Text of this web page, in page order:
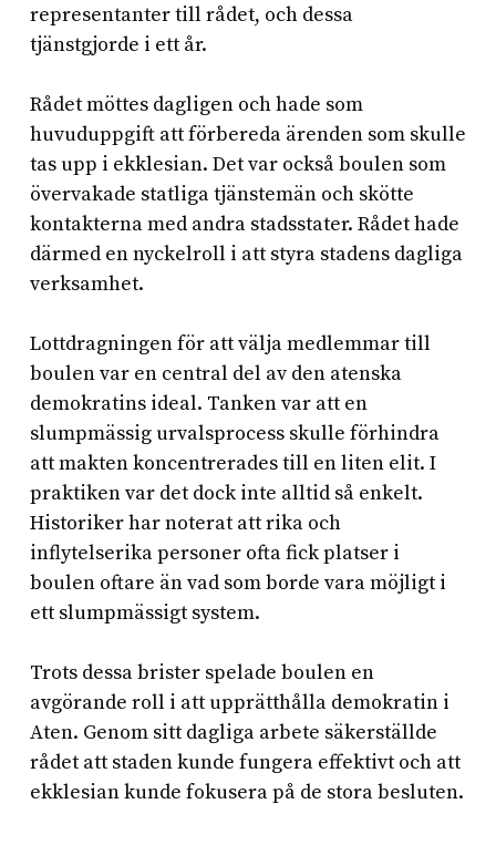
representanter till rådet, och dessa
tjänstgjorde i ett år.
Rådet möttes dagligen och hade som
huvuduppgift att förbereda ärenden som skulle
tas upp i ekklesian. Det var också boulen som
övervakade statliga tjänstemän och skötte
kontakterna med andra stadsstater. Rådet hade
därmed en nyckelroll i att styra stadens dagliga
verksamhet.
Lottdragningen för att välja medlemmar till
boulen var en central del av den atenska
demokratins ideal. Tanken var att en
slumpmässig urvalsprocess skulle förhindra
att makten koncentrerades till en liten elit. I
praktiken var det dock inte alltid så enkelt.
Historiker har noterat att rika och
inflytelserika personer ofta fick platser i
boulen oftare än vad som borde vara möjligt i
ett slumpmässigt system.
Trots dessa brister spelade boulen en
avgörande roll i att upprätthålla demokratin i
Aten. Genom sitt dagliga arbete säkerställde
rådet att staden kunde fungera effektivt och att
ekklesian kunde fokusera på de stora besluten.